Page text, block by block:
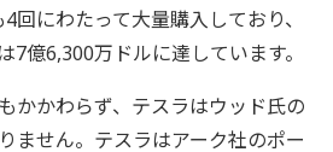
回にわたって大量購入しており、
7億6,300万ドルに達しています。
かかわらず、テスラはウッド氏の
ません。テスラはアーク社のポー